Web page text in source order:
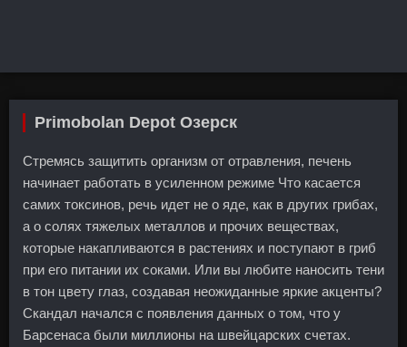
Primobolan Depot Озерск
Стремясь защитить организм от отравления, печень
начинает работать в усиленном режиме Что касается
самих токсинов, речь идет не о яде, как в других грибах,
а о солях тяжелых металлов и прочих веществах,
которые накапливаются в растениях и поступают в гриб
при его питании их соками. Или вы любите наносить тени
в тон цвету глаз, создавая неожиданные яркие акценты?
Скандал начался с появления данных о том, что у
Барсенаса были миллионы на швейцарских счетах.